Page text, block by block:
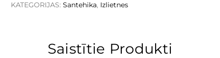
KATEGORIJAS:Santehika, Izlietnes
Saistītie Produkti